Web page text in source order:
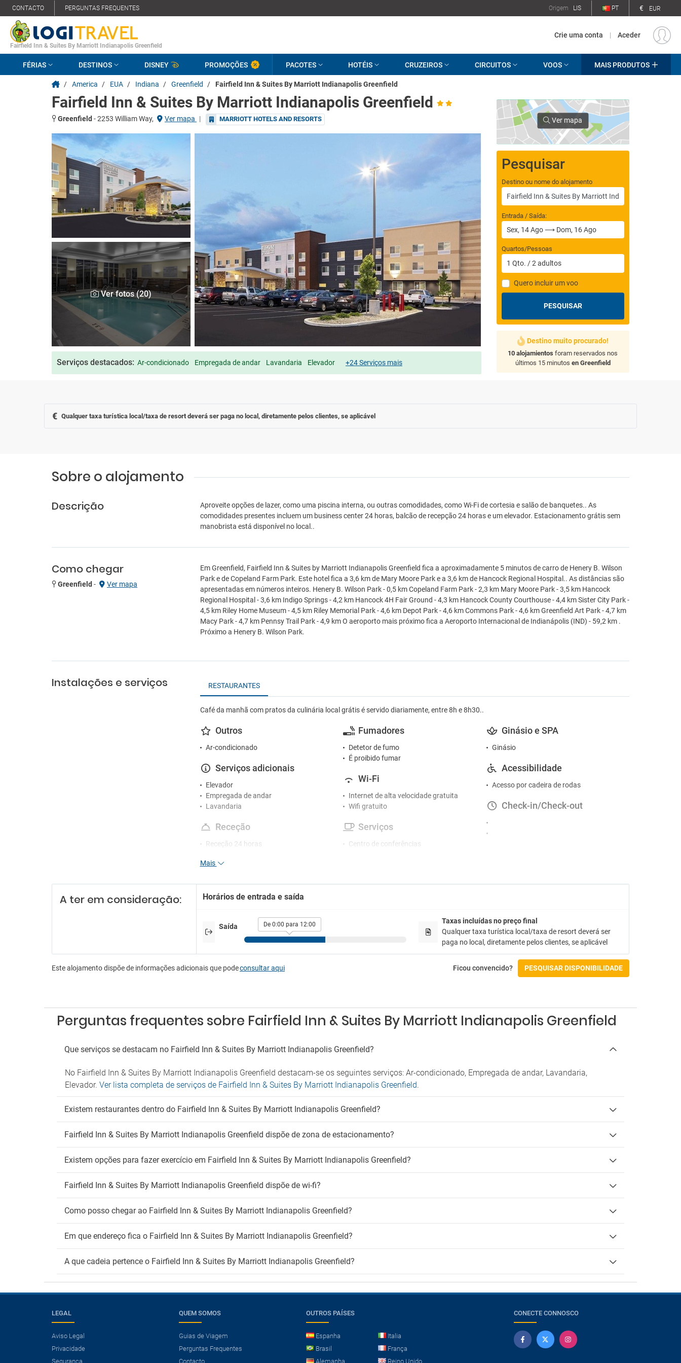
CONTACTO PERGUNTAS FREQUENTES Origem LIS PT € EUR
Fairfield Inn & Suites By Marriott Indianapolis Greenfield
Crie uma conta | Aceder
FÉRIAS DESTINOS DISNEY PROMOÇÕES PACOTES HOTÉIS CRUZEIROS CIRCUITOS VOOS MAIS PRODUTOS
/ America / EUA / Indiana / Greenfield / Fairfield Inn & Suites By Marriott Indianapolis Greenfield
Fairfield Inn & Suites By Marriott Indianapolis Greenfield
Greenfield -2253 William Way, Ver mapa | MARRIOTT HOTELS AND RESORTS
Ver fotos (20)
Serviços destacados: Ar-condicionado Empregada de andar Lavandaria Elevador +24 Serviços mais
Ver mapa
Pesquisar
Destino ou nome do alojamento
Entrada / Saída:
Quartos/Pessoas
1 Qto. /2 adultos
Quero incluir um voo
PESQUISAR
Destino muito procurado!
10 alojamientos foram reservados nos
últimos 15 minutos en Greenfield
€ Qualquer taxa turística local/taxa de resort deverá ser paga no local, diretamente pelos clientes, se aplicável
Sobre o alojamento
Descrição
Aproveite opções de lazer, como uma piscina interna, ou outras comodidades, como Wi-Fi de cortesia e salão de banquetes.. As
comodidades presentes incluem um business center 24 horas, balcão de recepção 24 horas e um elevador. Estacionamento grátis sem
manobrista está disponível no local..
Como chegar
Greenfield - Ver mapa
Em Greenfield, Fairfield Inn & Suites by Marriott Indianapolis Greenfield fica a aproximadamente 5 minutos de carro de Henery B. Wilson
Park e de Copeland Farm Park. Este hotel fica a 3,6 km de Mary Moore Park e a 3,6 km de Hancock Regional Hospital.. As distâncias são
apresentadas em números inteiros. Henery B. Wilson Park - 0,5 km Copeland Farm Park - 2,3 km Mary Moore Park - 3,5 km Hancock
Regional Hospital - 3,6 km Indigo Springs - 4,2 km Hancock 4H Fair Ground - 4,3 km Hancock County Courthouse - 4,4 km Sister City Park -
4,5 km Riley Home Museum - 4,5 km Riley Memorial Park - 4,6 km Depot Park - 4,6 km Commons Park - 4,6 km Greenfield Art Park - 4,7 km
Macy Park - 4,7 km Pennsy Trail Park - 4,9 km O aeroporto mais próximo fica a Aeroporto Internacional de Indianápolis (IND) - 59,2 km .
Próximo a Henery B. Wilson Park.
Instalações e serviços RESTAURANTES
Café da manhã com pratos da culinária local grátis é servido diariamente, entre 8h e 8h30..
Outros
Ar-condicionado
Serviços adicionais
Elevador
Empregada de andar
Lavandaria
Receção
Receção 24 horas
Estacionamento
Parque de estacionamento próximo
Admite animais de estimação
Fumadores
Detetor de fumo
É proibido fumar
Wi-Fi
Internet de alta velocidade gratuita
Wifi gratuito
Serviços
Centro de conferências
Micro-ondas
Ginásio e SPA
Ginásio
Acessibilidade
Acesso por cadeira de rodas
Check-in/Check-out
Mais
A ter em consideração: Horários de entrada e saída
Saída De 0:00 para 12:00
Taxas incluídas no preço final
Qualquer taxa turística local/taxa de resort deverá ser
paga no local, diretamente pelos clientes, se aplicável
Este alojamento dispõe de informações adicionais que podeconsultar aqui Ficou convencido? PESQUISAR DISPONIBILIDADE
Perguntas frequentes sobre Fairfield Inn & Suites By Marriott Indianapolis Greenfield
Que serviços se destacam no Fairfield Inn & Suites By Marriott Indianapolis Greenfield?
No Fairfield Inn & Suites By Marriott Indianapolis Greenfield destacam-se os seguintes serviços: Ar-condicionado, Empregada de andar, Lavandaria,
Elevador. Ver lista completa de serviços de Fairfield Inn & Suites By Marriott Indianapolis Greenfield.
Existem restaurantes dentro do Fairfield Inn & Suites By Marriott Indianapolis Greenfield?
Fairfield Inn & Suites By Marriott Indianapolis Greenfield dispõe de zona de estacionamento?
Existem opções para fazer exercício em Fairfield Inn & Suites By Marriott Indianapolis Greenfield?
Fairfield Inn & Suites By Marriott Indianapolis Greenfield dispõe de wi-fi?
Como posso chegar ao Fairfield Inn & Suites By Marriott Indianapolis Greenfield?
Em que endereço fica o Fairfield Inn & Suites By Marriott Indianapolis Greenfield?
A que cadeia pertence o Fairfield Inn & Suites By Marriott Indianapolis Greenfield?
LEGAL
Aviso Legal
Privacidade
Segurança
QUEM SOMOS
Guias de Viagem
Perguntas Frequentes
Contacto
OUTROS PAÍSES
Espanha
Italia
Brasil
França
Alemanha
Reino Unido
CONECTE CONNOSCO